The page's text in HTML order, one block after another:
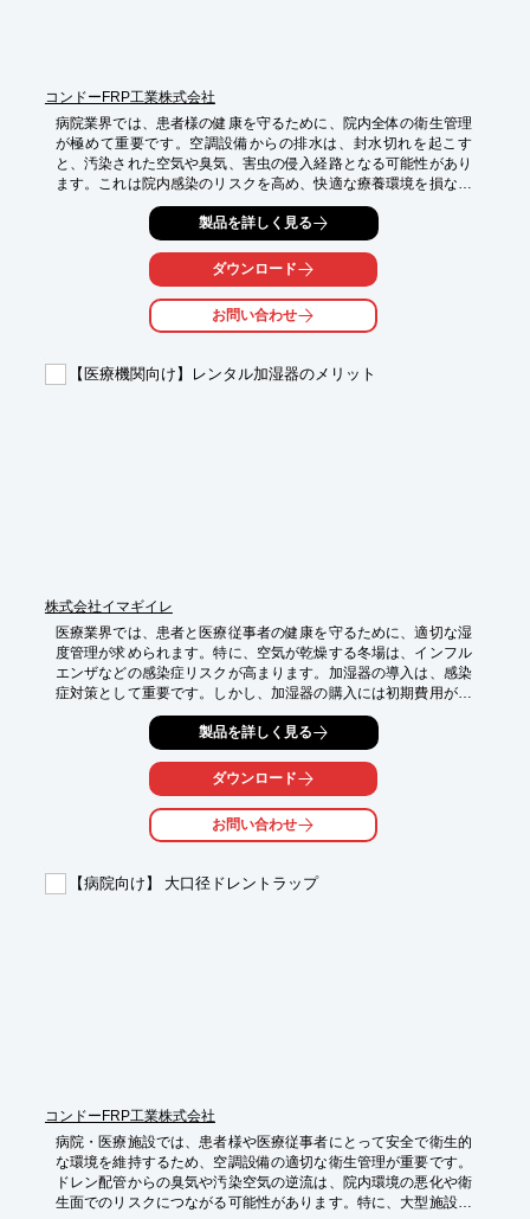
コンドーFRP工業株式会社
病院業界では、患者様の健康を守るために、院内全体の衛生管理
が極めて重要です。空調設備からの排水は、封水切れを起こす
と、汚染された空気や臭気、害虫の侵入経路となる可能性があり
ます。これは院内感染のリスクを高め、快適な療養環境を損なう
要因となり得ます。当社の『A・トラップ / C・トラップ』は、封
水切れ時でも特殊フロートボールが汚染空気の逆流を効果的に防
止し、病院の衛生管理レベル維持に貢献します。
【活用シーン】
・中央空調設備
・各病室の個別空調機
・給湯・給水設備周辺
・その他、衛生管理が求められる空調設備
製品を詳しく見る
ダウンロード
お問い合わせ
【医療機関向け】レンタル加湿器のメリット
株式会社イマギイレ
医療業界では、患者と医療従事者の健康を守るために、適切な湿
度管理が求められます。特に、空気が乾燥する冬場は、インフル
エンザなどの感染症リスクが高まります。加湿器の導入は、感染
症対策として重要です。しかし、加湿器の購入には初期費用がか
かり、使用しない期間の保管場所の確保や、清掃・メンテナンス
当社のレンタル加湿器は、使用期間後の保管・管理が不要です。
使用した後は返すだけなので、保管場所や状態の心配は要りませ
【活用シーン】
・介護施設
・研究施設
製品を詳しく見る
ダウンロード
お問い合わせ
【病院向け】 大口径ドレントラップ
コンドーFRP工業株式会社
病院・医療施設では、患者様や医療従事者にとって安全で衛生的
な環境を維持するため、空調設備の適切な衛生管理が重要です。
ドレン配管からの臭気や汚染空気の逆流は、院内環境の悪化や衛
生面でのリスクにつながる可能性があります。特に、大型施設や